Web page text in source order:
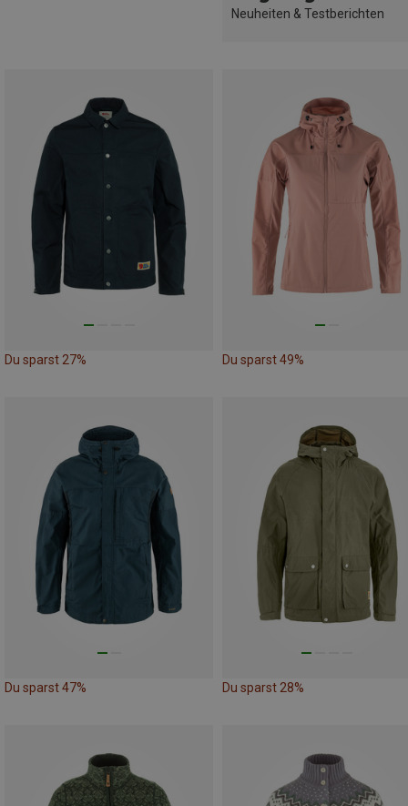
Neuheiten & Testberichten
Du sparst 27% Du sparst 49%
Du sparst 47% Du sparst 28%